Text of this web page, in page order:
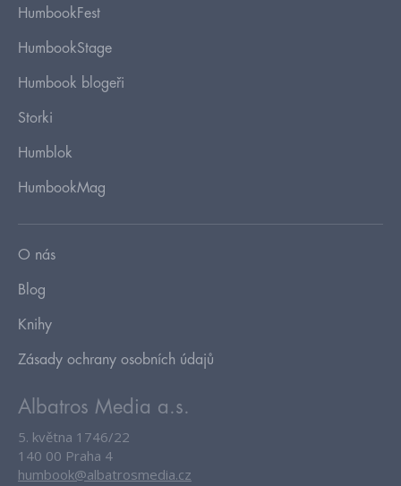
HumbookFest
HumbookStage
Humbook blogeři
Storki
Humblok
HumbookMag
O nás
Blog
Knihy
Zásady ochrany osobních údajů
Albatros Media a.s.
5. května 1746/22
140 00 Praha 4
humbook@albatrosmedia.cz